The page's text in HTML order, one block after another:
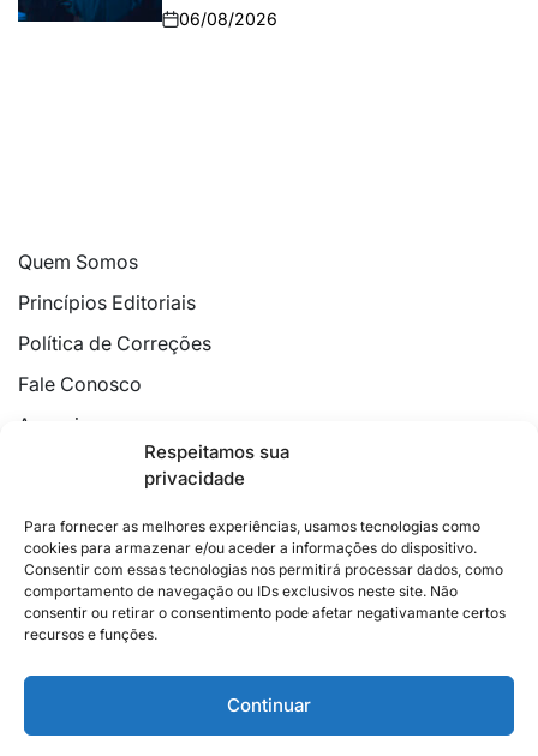
Respeitamos sua
privacidade
Para fornecer as melhores experiências, usamos tecnologias como
cookies para armazenar e/ou aceder a informações do dispositivo.
Consentir com essas tecnologias nos permitirá processar dados, como
comportamento de navegação ou IDs exclusivos neste site. Não
consentir ou retirar o consentimento pode afetar negativamante certos
recursos e funções.
Continuar
06/08/2026
Quem Somos
Princípios Editoriais
Política de Correções
Fale Conosco
Anuncie
Política de Cookies
2026 © Feito com
no Espírito Santo.
PoderEditorialCidades
EconomiaPesquisas